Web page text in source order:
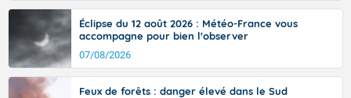
Éclipse du 12 août 2026 : Météo-France vous
accompagne pour bien l'observer
07/08/2026
Feux de forêts : danger élevé dans le Sud